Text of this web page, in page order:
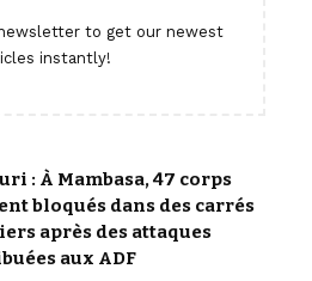
to get our newest
instantly!
: À Mambasa, 47 corps
bloqués dans des carrés
après des attaques
aux ADF